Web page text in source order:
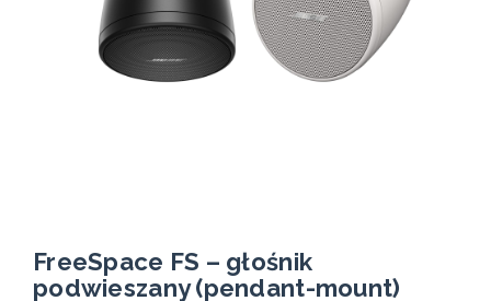
FreeSpace FS – głośnik
podwieszany (pendant-mount)